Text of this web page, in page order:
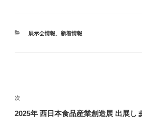
カ
展示会情報、 新着情報
稿
ナ
次
の
次
2025年 西日本食品産業創造展 出展し